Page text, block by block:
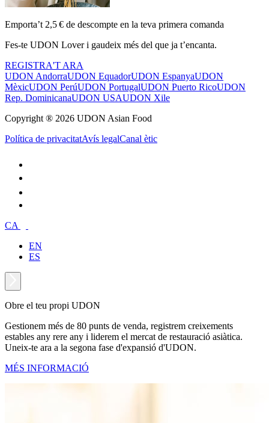
Emporta’t 2,5 € de descompte en la teva primera comanda
Fes-te UDON Lover i gaudeix més del que ja t’encanta.
REGISTRA'T ARA
UDON AndorraUDON EquadorUDON EspanyaUDON
MèxicUDON PerúUDON PortugalUDON Puerto RicoUDON
Rep. DominicanaUDON USAUDON Xile
Copyright ® 2026 UDON Asian Food
Política de privacitatAvís legalCanal ètic
CA
EN
ES
Obre el teu propi UDON
Gestionem més de 80 punts de venda, registrem creixements
estables any rere any i liderem el mercat de restauració asiàtica.
Uneix-te ara a la segona fase d'expansió d'UDON.
MÉS INFORMACIÓ